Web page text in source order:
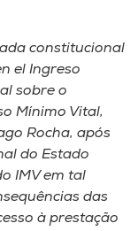
constitucional
el Ingreso
sobre o
Mínimo Vital,
Rocha, após
do Estado
IMV em tal
das
à prestação